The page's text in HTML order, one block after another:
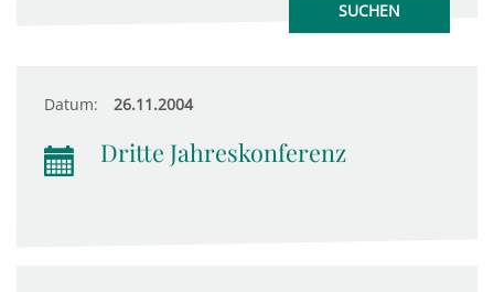
Datum: 26.11.2004
Dritte Jahreskonferenz